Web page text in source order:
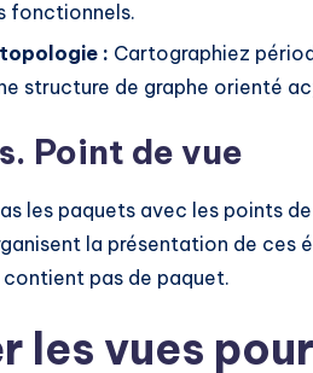
fonctionnels.
: Cartographiez
structure de graphe orienté
Point de vue
les paquets avec les points
la présentation de ces
contient pas de paquet.
les vues